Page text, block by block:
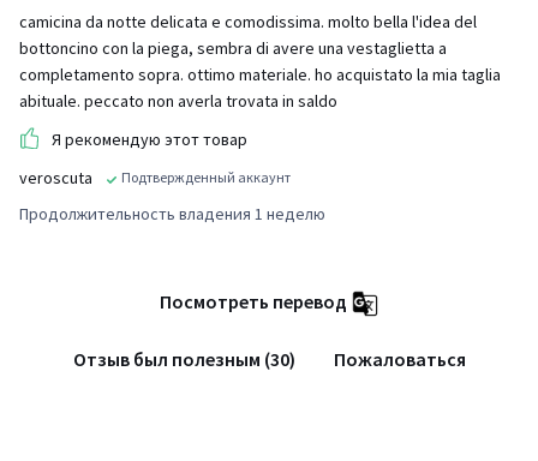
camicina da notte delicata e comodissima. molto bella l'idea del
bottoncino con la piega, sembra di avere una vestaglietta a
completamento sopra. ottimo materiale. ho acquistato la mia taglia
abituale. peccato non averla trovata in saldo
Я рекомендую этот товар
veroscuta
Подтвержденный аккаунт
Продолжительность владения 1 неделю
Посмотреть перевод
Отзыв был полезным (30) Пожаловаться